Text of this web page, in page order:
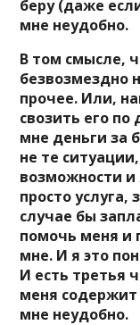
беру (даже
мне неудобно.
В том смысле,
безвозмездно
прочее. Или,
свозить его
мне деньги за
не те
возможности и
просто
случае бы
помочь меня и
мне. И я это
И есть третья
меня
мне неудобно.